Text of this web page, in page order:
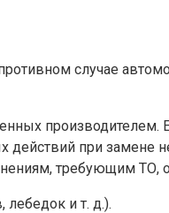
случае
производителем.
действий при замене
требующим ТО,
и т. д.).